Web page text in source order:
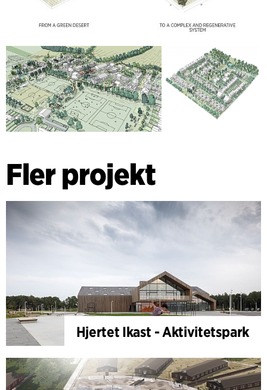
Fler projekt
Hjertet Ikast - Aktivitetspark